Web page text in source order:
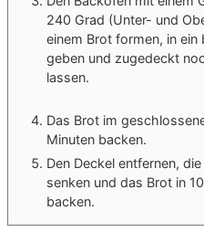
240 Grad (Unter- und
einem Brot formen, in
geben und zugedeckt
lassen.
Das Brot im
Minuten backen.
Den Deckel entfernen,
senken und das Brot in
backen.